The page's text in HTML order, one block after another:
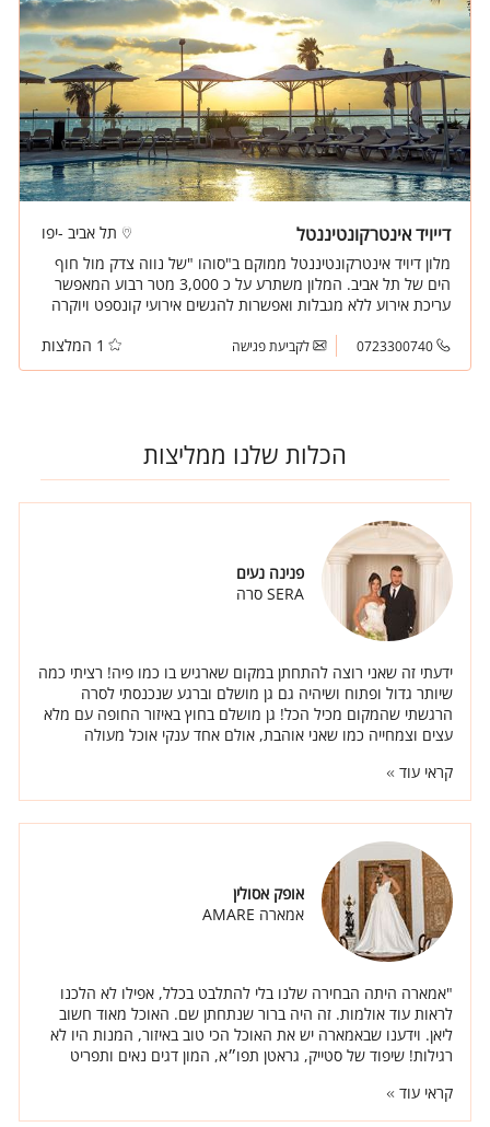
דייויד אינטרקונטיננטל
תל אביב -יפו
מלון דיויד אינטרקונטיננטל ממוקם ב"סוהו "של נווה צדק מול חוף
הים של תל אביב. המלון משתרע על כ 3,000 מטר רבוע המאפשר
עריכת אירוע ללא מגבלות ואפשרות להגשים אירועי קונספט ויוקרה
0723300740 לקביעת פגישה 1 המלצות
הכלות שלנו ממליצות
פנינה נעים
SERA סרה
ידעתי זה שאני רוצה להתחתן במקום שארגיש בו כמו פיה! רציתי כמה
שיותר גדול ופתוח ושיהיה גם גן מושלם וברגע שנכנסתי לסרה
הרגשתי שהמקום מכיל הכל! גן מושלם בחוץ באיזור החופה עם מלא
עצים וצמחייה כמו שאני אוהבת, אולם אחד ענקי אוכל מעולה
קראי עוד
אופק אסולין
אמארה AMARE
"אמארה היתה הבחירה שלנו בלי להתלבט בכלל, אפילו לא הלכנו
לראות עוד אולמות. זה היה ברור שנתחתן שם. האוכל מאוד חשוב
ליאן. וידענו שבאמארה יש את האוכל הכי טוב באיזור, המנות היו לא
רגילות! שיפוד של סטייק, גראטן תפו״א, המון דגים נאים ותפריט
קראי עוד